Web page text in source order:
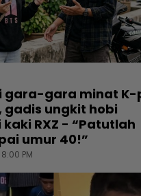
gara-gara minat K-
gadis ungkit hobi
RXZ - “Patutlah
umur 40!”
PM